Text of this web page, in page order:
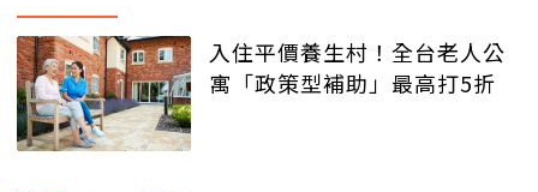
入住平價養生村！全台老人公
寓「政策型補助」最高打5折